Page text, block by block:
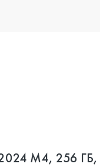
M4, 256 ГБ,